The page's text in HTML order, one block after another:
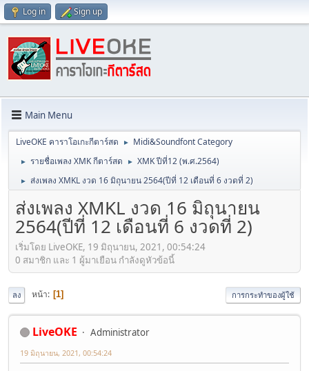
Log in Sign up
Main Menu
LiveOKE คาราโอเกะกีตาร์สด ► Midi&Soundfont Category
► รายชื่อเพลง XMK กีตาร์สด ► XMK ปีที่12 (พ.ศ.2564)
► ส่งเพลง XMKL งวด 16 มิถุนายน 2564(ปีที่ 12 เดือนที่ 6 งวดที่ 2)
ส่งเพลง XMKL งวด 16 มิถุนายน
2564(ปีที่ 12 เดือนที่ 6 งวดที่ 2)
เริ่มโดย LiveOKE, 19 มิถุนายน, 2021, 00:54:24
0 สมาชิก และ 1 ผู้มาเยือน กำลังดูหัวข้อนี้
ลง หน้า 1 การกระทำของผู้ใช้
LiveOKE Administrator
19 มิถุนายน, 2021, 00:54:24